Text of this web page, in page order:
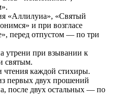
«Аллилуиа», «Святый
и при возгласе
перед отпустом — по три
утрени при взывании к
святым.
каждой стихиры.
первых двух прошений
после двух остальных — по